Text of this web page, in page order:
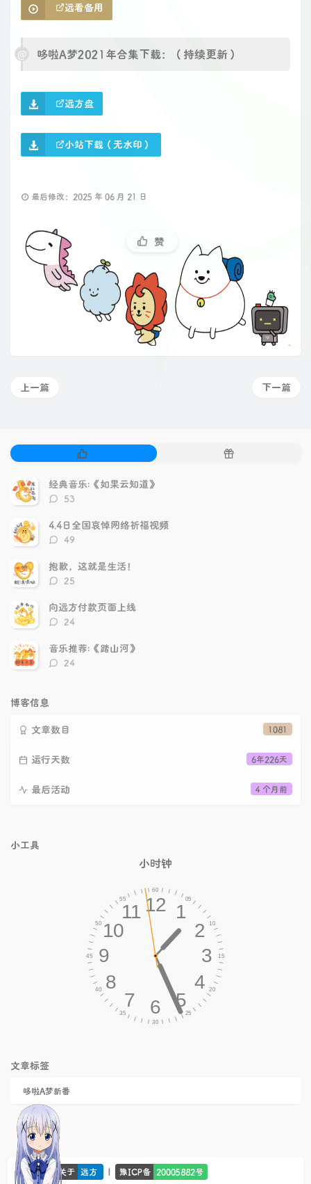
远看备用
哆啦A梦2021年合集下载：（持续更新）
远方盘
小站下载（无水印）
最后修改：2025 年 06 月 21 日
赞
下一篇
上一篇
门
文
章
随
经典音乐:《如果云知道》
评
数：
53
4.4日全国哀悼网络祈福视频
评
数：
49
抱歉，这就是生活！
评
数：
25
向远方付款页面上线
评
数：
24
音乐推荐:《踏山河》
评
24
博客信息
1081
文章数目
6年226天
运行天数
4 个月前
最后活动
小工具
小时钟
文章标签
哆啦A梦新番
© 2026 - 关于 远方 | 豫ICP备 20005882号